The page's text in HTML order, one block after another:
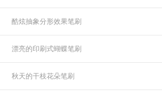
酷炫抽象分形效果笔刷
漂亮的印刷式蝴蝶笔刷
秋天的干枝花朵笔刷